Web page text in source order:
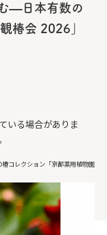
—日本有数の
椿会 2026」
いる場合がありま
コレクション「京都薬用植物園 観